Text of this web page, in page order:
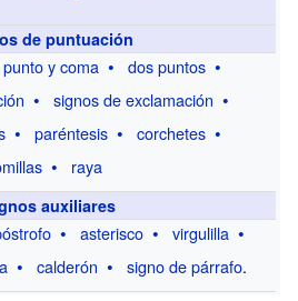
de puntuación
punto y coma
dos puntos
signos de exclamación
paréntesis
corchetes
raya
auxiliares
asterisco
virgulilla
calderón signo de párrafo.